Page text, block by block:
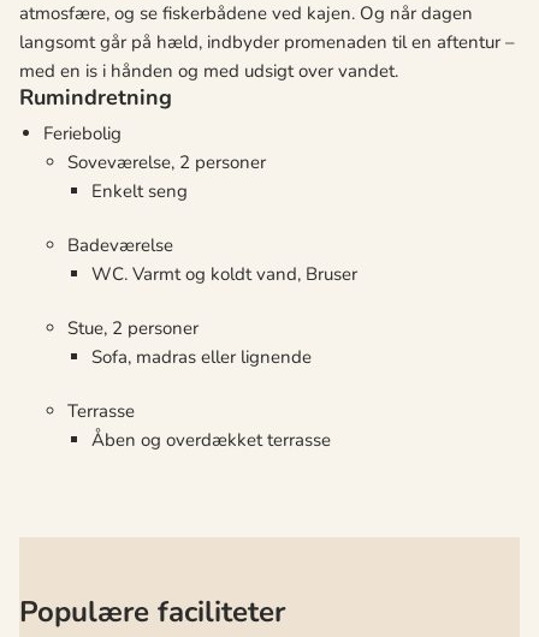
atmosfære, og se fiskerbådene ved kajen. Og når dagen
langsomt går på hæld, indbyder promenaden til en aftentur –
med en is i hånden og med udsigt over vandet.
Rumindretning
Feriebolig
Soveværelse, 2 personer
Enkelt seng
Badeværelse
WC. Varmt og koldt vand, Bruser
Stue, 2 personer
Sofa, madras eller lignende
Terrasse
Åben og overdækket terrasse
Populære faciliteter